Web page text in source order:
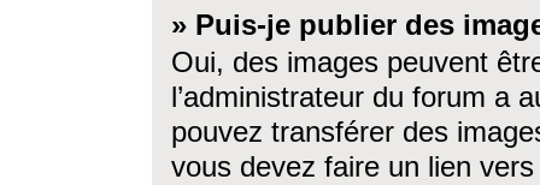
» Puis-je publier des
Oui, des images peuvent
l’administrateur du forum a
pouvez transférer des
vous devez faire un lien